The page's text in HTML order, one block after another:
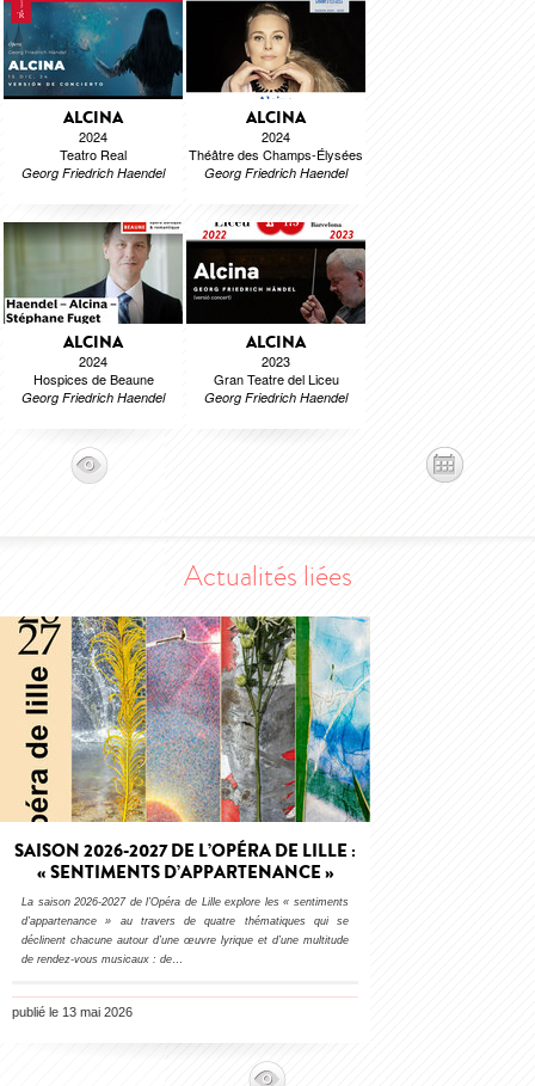
ALCINA
2024
Teatro Real
Georg Friedrich Haendel
ALCINA
2024
Théâtre des Champs-Élysées
Georg Friedrich Haendel
ALCINA
2024
Hospices de Beaune
Georg Friedrich Haendel
ALCINA
2023
Gran Teatre del Liceu
Georg Friedrich Haendel
Actualités liées
SAISON 2026-2027 DE L’OPÉRA DE LILLE :
« SENTIMENTS D’APPARTENANCE »
La saison 2026-2027 de l’Opéra de Lille explore les « sentiments
d’appartenance » au travers de quatre thématiques qui se
déclinent chacune autour d’une œuvre lyrique et d’une multitude
de rendez-vous musicaux : de…
publié le 13 mai 2026